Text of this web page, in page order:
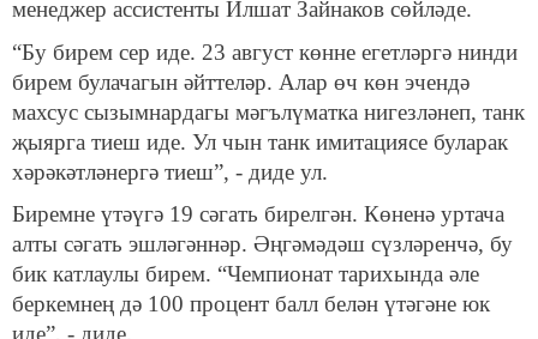
менеджер ассистенты Илшат Зайнаков сөйләде.
“Бу бирем сер иде. 23 август көнне егетләргә нинди
бирем булачагын әйттеләр. Алар өч көн эчендә
махсус сызымнардагы мәгълүматка нигезләнеп, танк
җыярга тиеш иде. Ул чын танк имитациясе буларак
хәрәкәтләнергә тиеш”, - диде ул.
Биремне үтәүгә 19 сәгать бирелгән. Көненә уртача
алты сәгать эшләгәннәр. Әңгәмәдәш сүзләренчә, бу
бик катлаулы бирем. “Чемпионат тарихында әле
беркемнең дә 100 процент балл белән үтәгәне юк
иде”, - диде.